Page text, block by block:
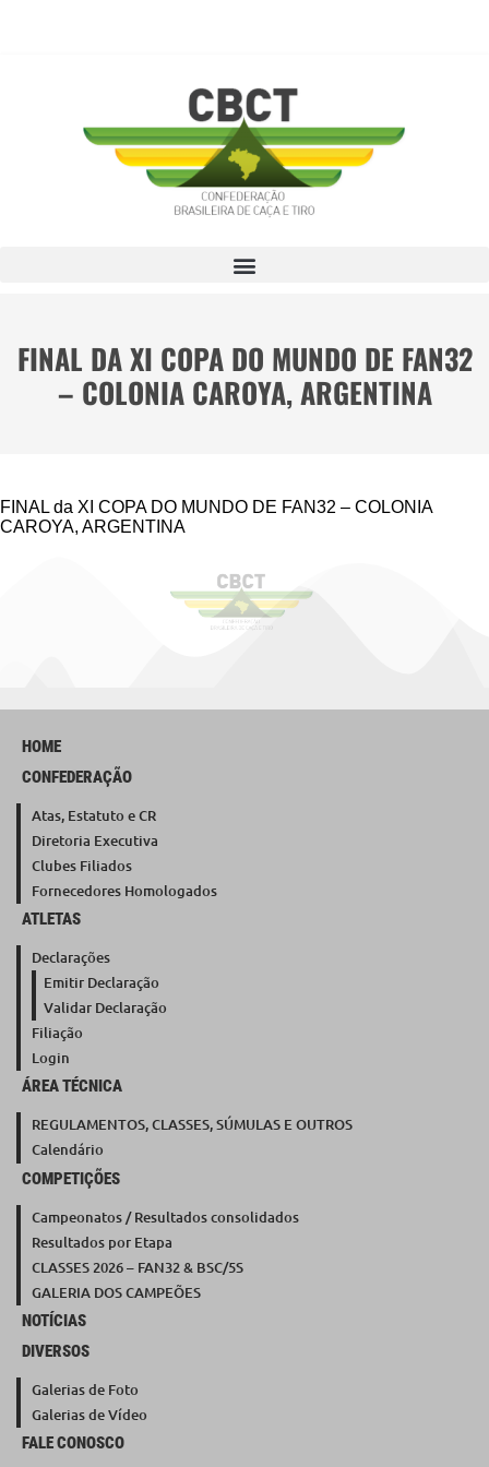
FINAL DA XI COPA DO MUNDO DE FAN32
– COLONIA CAROYA, ARGENTINA
FINAL da XI COPA DO MUNDO DE FAN32 – COLONIA
CAROYA, ARGENTINA
HOME
CONFEDERAÇÃO
Atas, Estatuto e CR
Diretoria Executiva
Clubes Filiados
Fornecedores Homologados
ATLETAS
Declarações
Emitir Declaração
Validar Declaração
Filiação
Login
ÁREA TÉCNICA
REGULAMENTOS, CLASSES, SÚMULAS E OUTROS
Calendário
COMPETIÇÕES
Campeonatos / Resultados consolidados
Resultados por Etapa
CLASSES 2026 – FAN32 & BSC/5S
GALERIA DOS CAMPEÕES
NOTÍCIAS
DIVERSOS
Galerias de Foto
Galerias de Vídeo
FALE CONOSCO